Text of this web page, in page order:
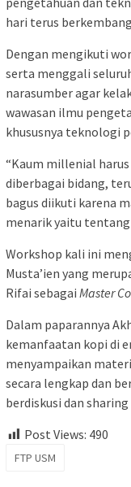
hari terus
Dengan mengikuti
serta menggali
narasumber agar
wawasan ilmu
khususnya teknologi
“Kaum millenial
diberbagai bidang,
bagus diikuti karena
menarik yaitu
Workshop kali ini
Musta’ien yang
Rifai sebagai Master
Dalam paparannya
kemanfaatan kopi di
menyampaikan
secara lengkap dan
berdiskusi dan
Post Views: 490
FTP USM